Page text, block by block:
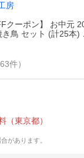
房
クーポン】 お中元
鳥 セット (計25本)
63件）
（東京都）
があります。